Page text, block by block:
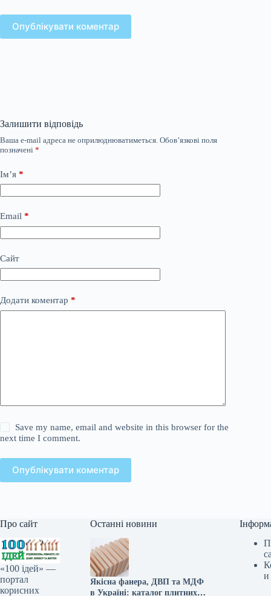
Опублікувати коментар
Залишити відповідь
Ваша e-mail адреса не оприлюднюватиметься. Обов’язкові поля
позначені *
Ім’я *
Email *
Сайт
Додати коментар *
Save my name, email and website in this browser for the
next time I comment.
Опублікувати коментар
Про сайт
«100 ідей» —
портал
корисних
Останні новини
Якісна фанера, ДВП та МДФ
в Україні: каталог плитних
и